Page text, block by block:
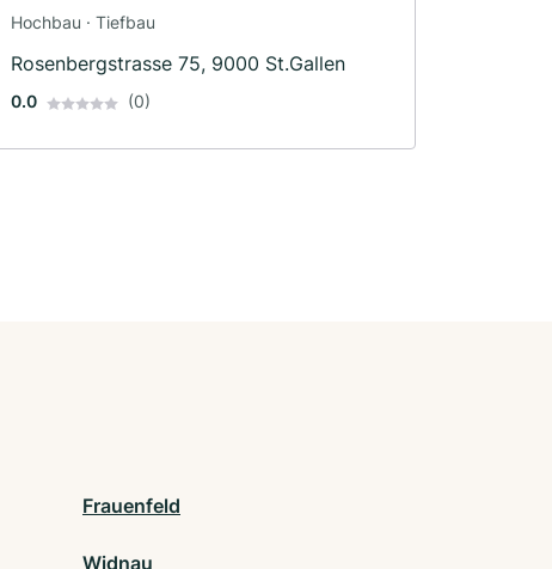
Hochbau · Tiefbau
Rosenbergstrasse 75, 9000 St.Gallen
0.0 (0)
Frauenfeld
Widnau